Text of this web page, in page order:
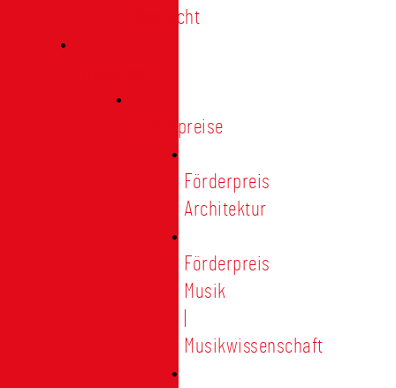
Übersicht
Förderpreise
Förderpreis
Architektur
Förderpreis
Musik
Musikwissenschaft